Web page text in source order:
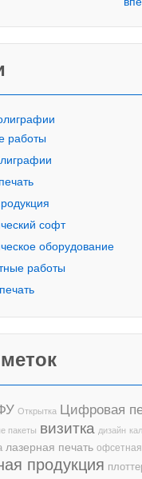
работы
софт
оборудование
работы
Открытка Цифровая
пакеты визитка дизайн
лазерная печать
продукция